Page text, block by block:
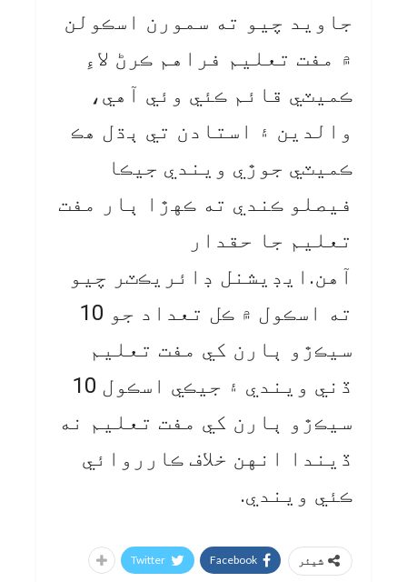
جاويد چيو ته سمورن اسڪولن
۾ مفت تعليم فراهم ڪرڻ لاءِ
ڪميٽي قائم ڪئي وئي آهي،
والدين ۽ استادن تي ٻڌل هڪ
ڪميٽي جوڙي ويندي جيڪا
فيصلو ڪندي ته ڪهڙا ٻار مفت
تعليم جا حقدار
آهن.ايڊيشنل ڊائريڪٽر چيو
ته اسڪول ۾ ڪل تعداد جو 10
سيڪڙو ٻارن کي مفت تعليم
ڏني ويندي ۽ جيڪي اسڪول 10
سيڪڙو ٻارن کي مفت تعليم نه
ڏيندا انهن خلاف ڪارروائي
ڪئي ويندي.
شیئر Facebook
Twitter